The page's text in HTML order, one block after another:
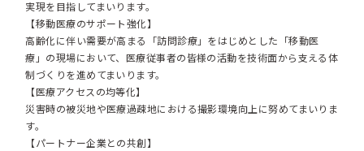
実現を目指してまいります。
【移動医療のサポート強化】
高齢化に伴い需要が高まる「訪問診療」をはじめとした「移動医
療」の現場において、医療従事者の皆様の活動を技術面から支える体
制づくりを進めてまいります。
【医療アクセスの均等化】
災害時の被災地や医療過疎地における撮影環境向上に努めてまいりま
す。
【パートナー企業との共創】